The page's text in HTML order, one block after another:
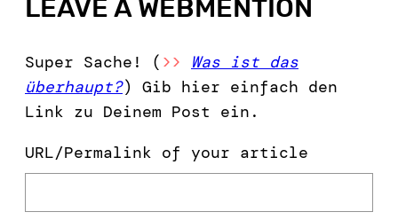
LEAVE A WEBMENTION
Super Sache! ( >>
Was ist das
überhaupt?) Gib hier einfach den
Link zu Deinem Post ein.
URL/Permalink of your article